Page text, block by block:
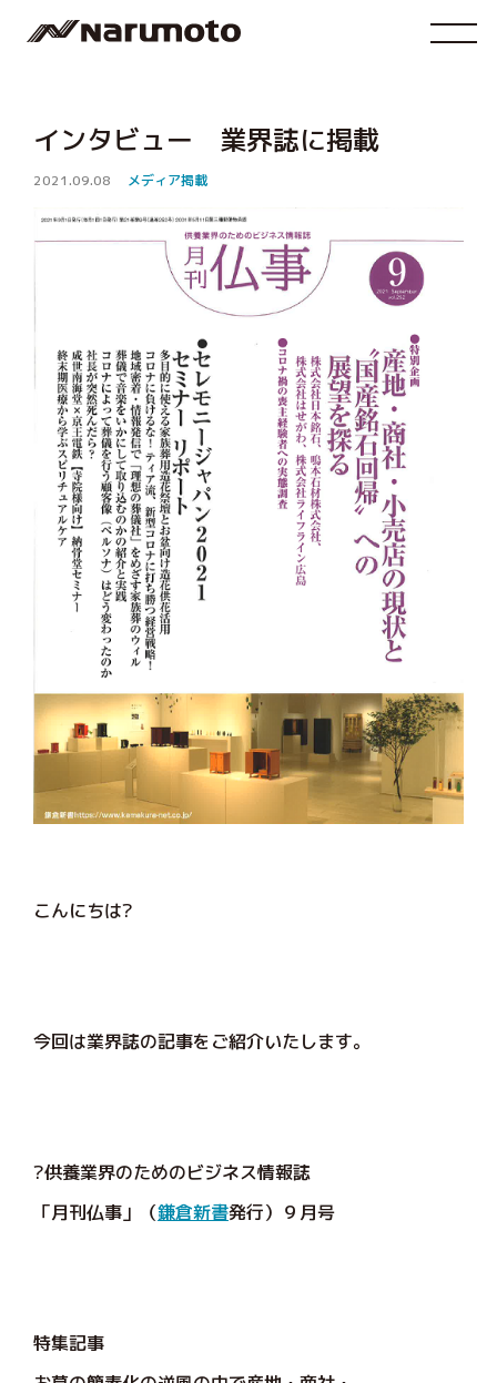
インタビュー 業界誌に掲載
2021.09.08 メディア掲載
こんにちは?
今回は業界誌の記事をご紹介いたします。
?供養業界のためのビジネス情報誌
「月刊仏事」（鎌倉新書発行）９月号
特集記事